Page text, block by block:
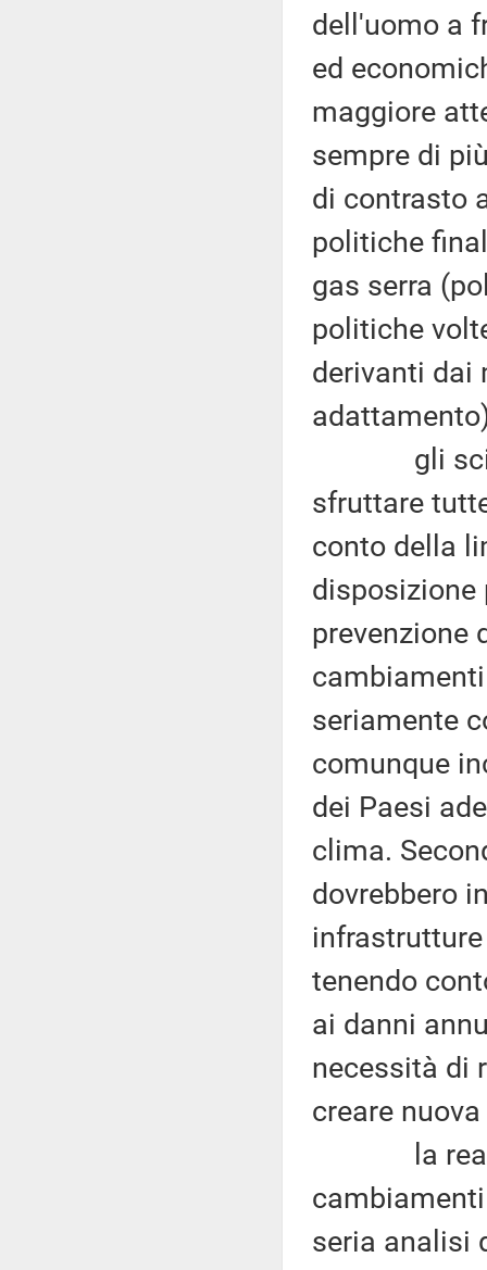
dell'uomo a
ed
maggiore
sempre di
di contrasto
politiche
gas serra
politiche
derivanti dai
gli
sfruttare
conto della
disposizione
prevenzione
seriamente
comunque
dei Paesi
clima.
dovrebbero
tenendo
ai danni
necessità di
creare
la
seria analisi